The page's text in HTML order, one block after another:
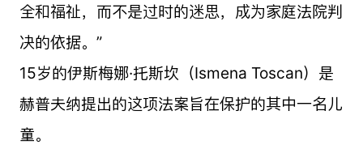
全和福祉，而不是过时的迷思，成为家庭法院判
决的依据。”
15岁的伊斯梅娜·托斯坎（Ismena Toscan）是
赫普夫纳提出的这项法案旨在保护的其中一名儿
童。